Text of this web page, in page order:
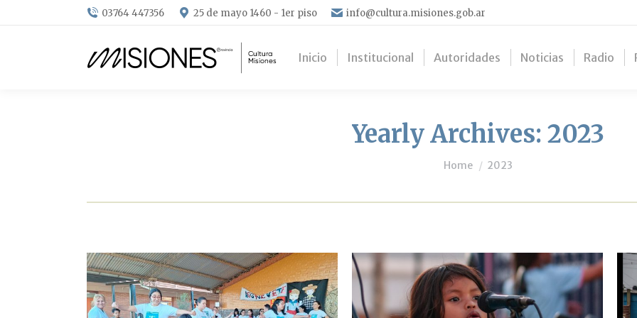
03764 447356 25 de mayo 1460 - 1er piso info@cultura.misiones.gob.ar
Inicio Institucional Autoridades Noticias Radio
Yearly Archives: 2023
You are here:
Home 2023